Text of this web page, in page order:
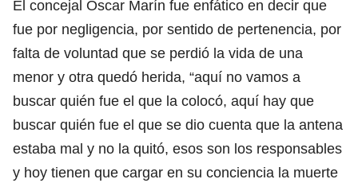
El concejal Oscar Marín fue enfático en decir que
fue por negligencia, por sentido de pertenencia, por
falta de voluntad que se perdió la vida de una
menor y otra quedó herida, “aquí no vamos a
buscar quién fue el que la colocó, aquí hay que
buscar quién fue el que se dio cuenta que la antena
estaba mal y no la quitó, esos son los responsables
y hoy tienen que cargar en su conciencia la muerte